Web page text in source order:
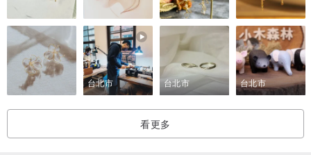
士林區文林路101巷12號
台北市 台北市 台北市
看更多